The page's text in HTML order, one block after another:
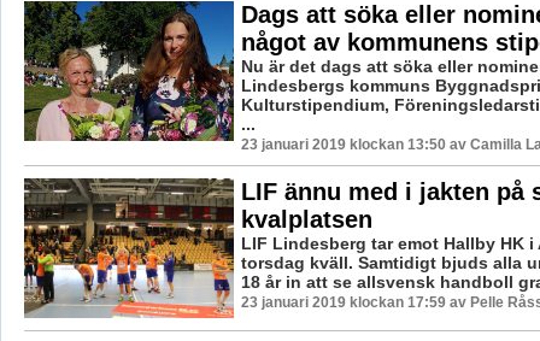
Dags att söka eller
något av kommunens
Nu är det dags att söka eller
Lindesbergs kommuns
Kulturstipendium,
...
23 januari 2019 klockan 13:50 av Camilla
LIF ännu med i jakten på
kvalplatsen
LIF Lindesberg tar emot Hallby HK i
torsdag kväll. Samtidigt bjuds alla
18 år in att se allsvensk handboll
23 januari 2019 klockan 17:59 av Pelle